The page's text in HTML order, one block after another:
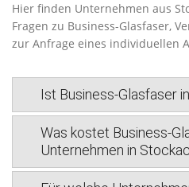
Hier finden Unternehmen aus
Fragen zu Business-Glasfaser,
zur Anfrage eines individuellen
Ist Business-Glasfaser
Was kostet Business-
Unternehmen in